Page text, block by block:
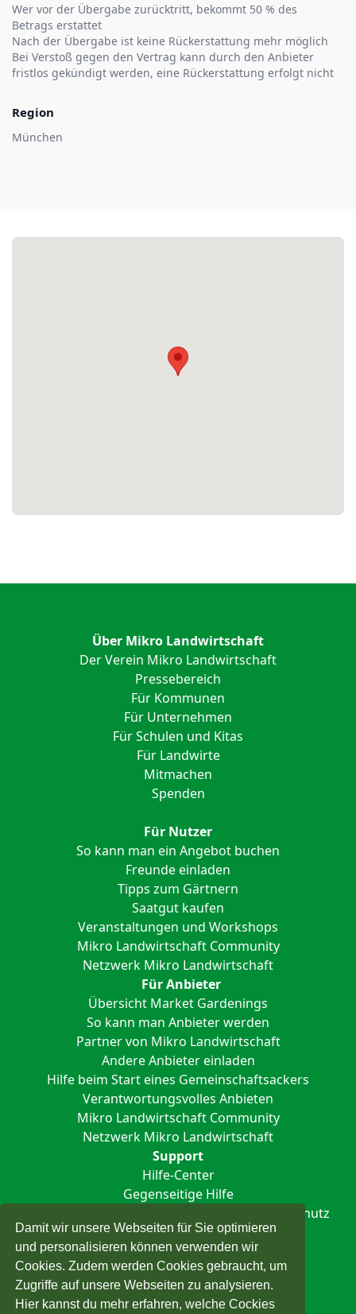
Damit wir unsere Webseiten für Sie optimieren
und personalisieren können verwenden wir
Cookies. Zudem werden Cookies gebraucht, um
Zugriffe auf unsere Webseiten zu analysieren.
Hier kannst du mehr erfahren, welche Cockies
Wer vor der Übergabe zurücktritt, bekommt 50 % des
Betrags erstattet
Nach der Übergabe ist keine Rückerstattung mehr möglich
Bei Verstoß gegen den Vertrag kann durch den Anbieter
fristlos gekündigt werden, eine Rückerstattung erfolgt nicht
Region
München
Über Mikro Landwirtschaft
Der Verein Mikro Landwirtschaft
Pressebereich
Für Kommunen
Für Unternehmen
Für Schulen und Kitas
Für Landwirte
Mitmachen
Spenden
Für Nutzer
So kann man ein Angebot buchen
Freunde einladen
Tipps zum Gärtnern
Saatgut kaufen
Veranstaltungen und Workshops
Mikro Landwirtschaft Community
Netzwerk Mikro Landwirtschaft
Für Anbieter
Übersicht Market Gardenings
So kann man Anbieter werden
Partner von Mikro Landwirtschaft
Andere Anbieter einladen
Hilfe beim Start eines Gemeinschaftsackers
Verantwortungsvolles Anbieten
Mikro Landwirtschaft Community
Netzwerk Mikro Landwirtschaft
Support
Hilfe-Center
Gegenseitige Hilfe
Datenschutz